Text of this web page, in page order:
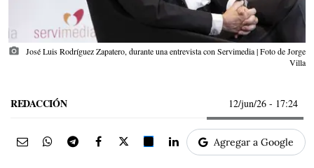
photo_camera
José Luis Rodríguez Zapatero, durante una entrevista con Servimedia | Foto de Jorge
Villa
REDACCIÓN 12/jun/26 - 17:24
Agregar a Google